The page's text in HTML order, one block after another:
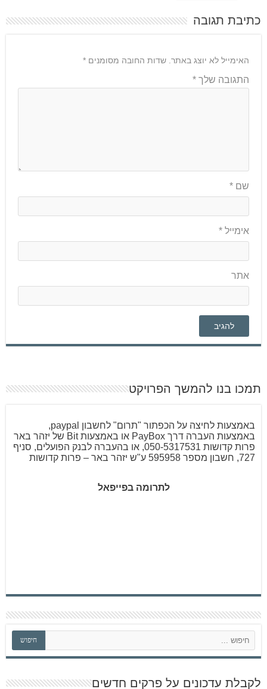
כתיבת תגובה
האימייל לא יוצג באתר. שדות החובה מסומנים *
התגובה שלך *
שם *
אימייל *
אתר
תמכו בנו להמשך הפרויקט
באמצעות לחיצה על הכפתור "תרום" לחשבון paypal,
באמצעות העברה דרך PayBox או באמצעות Bit של יזהר באר
פרות קדושות 050-5317531, או בהעברה לבנק הפועלים, סניף
727, חשבון מספר 595958 ע"ש יזהר באר – פרות קדושות
לתרומה בפייפאל
פ
ש
חיפוש
לקבלת עדכונים על פרקים חדשים